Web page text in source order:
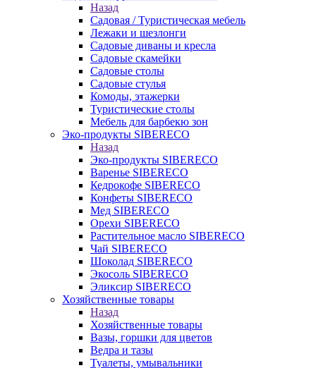
Назад
Садовая / Туристическая мебель
Лежаки и шезлонги
Садовые диваны и кресла
Садовые скамейки
Садовые столы
Садовые стулья
Комоды, этажерки
Туристические столы
Мебель для барбекю зон
Эко-продукты SIBERECO
Назад
Эко-продукты SIBERECO
Варенье SIBERECO
Кедрокофе SIBERECO
Конфеты SIBERECO
Мед SIBERECO
Орехи SIBERECO
Растительное масло SIBERECO
Чай SIBERECO
Шоколад SIBERECO
Экосоль SIBERECO
Эликсир SIBERECO
Хозяйственные товары
Назад
Хозяйственные товары
Вазы, горшки для цветов
Ведра и тазы
Туалеты, умывальники